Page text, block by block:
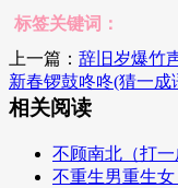
标签关键词：
上一篇： 辞旧岁爆竹
新春锣鼓咚咚(猜一成
相关阅读
不顾南北（打
不重生男重生